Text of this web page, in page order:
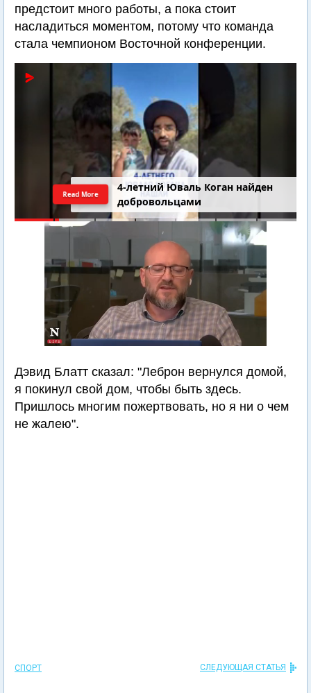
предстоит много работы, а пока стоит
насладиться моментом, потому что команда
стала чемпионом Восточной конференции.
4-летний Юваль Коган найден
добровольцами
Read More
Дэвид Блатт сказал: "Леброн вернулся домой,
я покинул свой дом, чтобы быть здесь.
Пришлось многим пожертвовать, но я ни о чем
не жалею".
СПОРТ СЛЕДУЮЩАЯ СТАТЬЯ